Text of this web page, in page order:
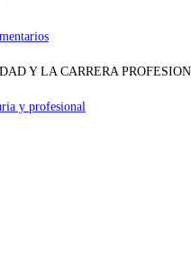
Y LA CARRERA
y profesional